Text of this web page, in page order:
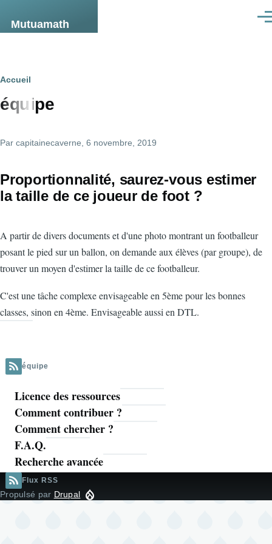
Mutuamath
Fil
d'Ariane
Accueil
équipe
Par capitainecaverne , 6 novembre, 2019
Proportionnalité, saurez-vous estimer
la taille de ce joueur de foot ?
A partir de divers documents et d'une photo montrant un footballeur
posant le pied sur un ballon, on demande aux élèves (par groupe), de
trouver un moyen d'estimer la taille de ce footballeur.
C'est une tâche complexe envisageable en 5ème pour les bonnes
classes, sinon en 4ème. Envisageable aussi en DTL.
équipe
Navigation
principale
Licence des ressources
Comment contribuer ?
Comment chercher ?
F.A.Q.
Recherche avancée
Flux RSS
Propulsé par Drupal